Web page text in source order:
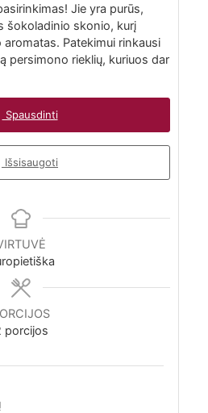
Jie yra purūs,
šokoladinio skonio, kurį
Patekimui rinkausi
persimono rieklių, kuriuos dar
Spausdinti
Išsisaugoti
porcijos